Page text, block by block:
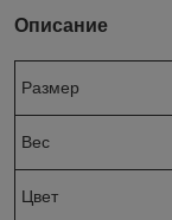
Описание
Размер
Вес
Цвет